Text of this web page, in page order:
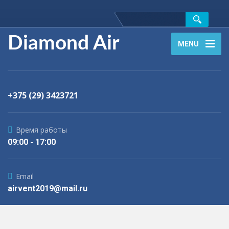
Diamond Air MENU
+375 (29) 3423721
Время работы
09:00 - 17:00
Email
airvent2019@mail.ru